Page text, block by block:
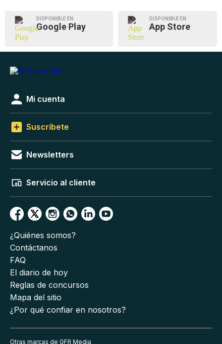
DISPONIBLE EN
Google Play
DISPONIBLE EN
App Store
Mi cuenta
Suscríbete
Newsletters
Servicio al cliente
¿Quiénes somos?
Contáctanos
FAQ
El diario de hoy
Reglas de concursos
Mapa del sitio
¿Por qué confiar en nosotros?
Otras marcas de GFR Media